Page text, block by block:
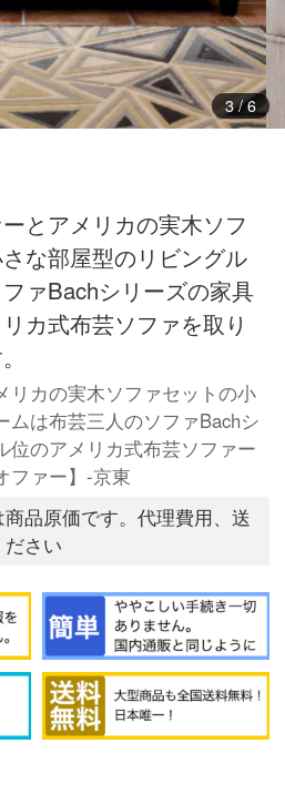
3/6
とアメリカの実木ソフ
な部屋型のリビングル
ァBachシリーズの家具
カ式布芸ソファを取り
リカの実木ソファセットの小
ムは布芸三人のソファBachシ
位のアメリカ式布芸ソファー
ファー】-京東
品原価です。代理費用、送
さい